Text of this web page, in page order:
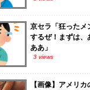
京セラ「狂ったメ
するぜ！まずは、
ああ」
3 views
【画像】アメリ